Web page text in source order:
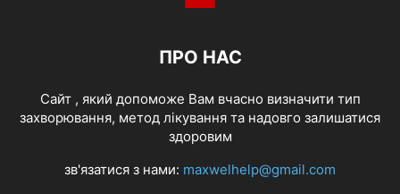
ПРО НАС
Cайт , який допоможе Вам вчасно визначити тип
захворювання, метод лікування та надовго залишатися
здоровим
зв'язатися з нами: maxwelhelp@gmail.com